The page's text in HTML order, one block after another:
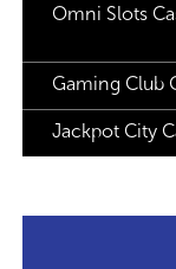
Omni Slots
Gaming Club
Jackpot City